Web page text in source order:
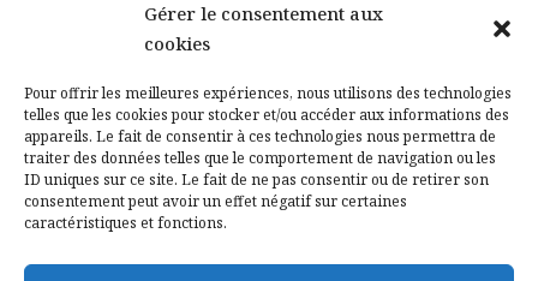
Gérer le consentement aux
cookies
Pour offrir les meilleures expériences, nous utilisons des technologies
telles que les cookies pour stocker et/ou accéder aux informations des
appareils. Le fait de consentir à ces technologies nous permettra de
traiter des données telles que le comportement de navigation ou les
ID uniques sur ce site. Le fait de ne pas consentir ou de retirer son
consentement peut avoir un effet négatif sur certaines
caractéristiques et fonctions.
Contactez-nous
Mentions légales
Politique de confidentialité